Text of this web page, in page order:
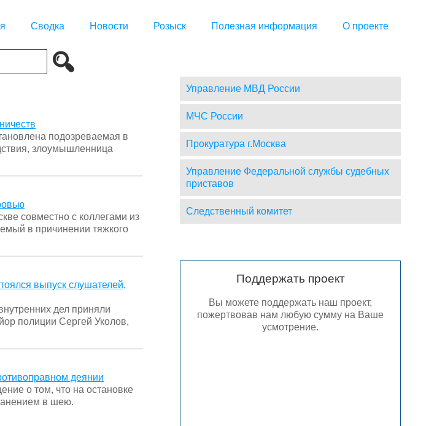
Сводка Новости Розыск Полезная информация О проекте
подозреваемая в
злоумышленница
совместно с коллегами из
в причинении тяжкого
выпуск слушателей,
дел приняли
полиции Сергей Уколов,
деянии
о том, что на остановке
в шею.
Управление МВД России
МЧС России
Прокуратура г.Москва
Управление Федеральной службы судебных
приставов
Следственный комитет
Поддержать проект
Вы можете поддержать наш проект,
пожертвовав нам любую сумму на Ваше
усмотрение.